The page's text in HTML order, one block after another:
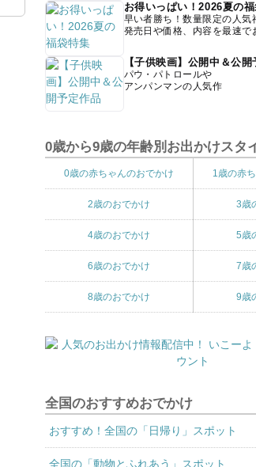
お得いっぱい！2026夏の
早い者勝ち！数量限定の人気
発売日や価格、内容を最速で
【子供映画】公開中＆公
パウ・パトロールや
アンパンマンの人気作
0歳から9歳の年齢別お出かけスタ
0歳の赤ちゃんのおでかけ 1歳の赤
2歳のおでかけ 3歳
4歳のおでかけ 5歳
6歳のおでかけ 7歳
8歳のおでかけ 9歳
全国のおすすめおでかけ
おすすめ！全国の「日帰り」スポット
全国の「動物とふれあう」スポット